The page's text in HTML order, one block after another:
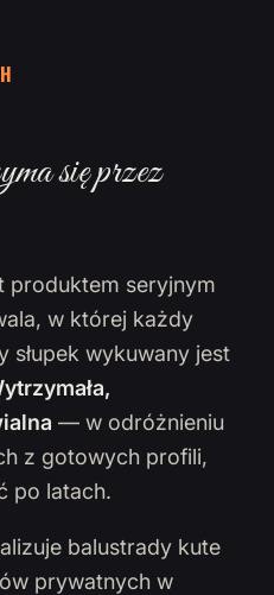
się przez
produktem seryjnym
w której każdy
słupek wykuwany jest
— w odróżnieniu
z gotowych profili,
po latach.
balustrady kute
prywatnych w